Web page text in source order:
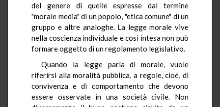
del genere di quelle espresse dal termine
"morale media" di un popolo, "etica comune" di un
gruppo e altre analoghe. La legge morale vive
nella coscienza individuale e così intesa non può
formare oggetto di un regolamento legislativo.
Quando la legge parla di morale, vuole
riferirsi alla moralità pubblica, a regole, cioé, di
convivenza e di comportamento che devono
essere osservate in una società civile. Non